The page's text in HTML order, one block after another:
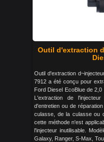
Outil d'extraction
Outil d'extraction
7912 a été conçu pour
Ford Diesel EcoBlue de
L'extraction de
d'entretien ou de
culasse, de la culasse ou
cette méthode n'est
l'injecteur inutilisable.
Galaxy, Ranger, S-Max,